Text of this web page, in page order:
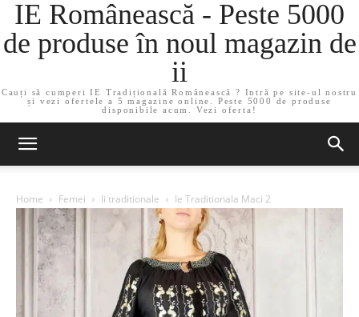
IE Românească - Peste 5000
de produse în noul magazin de
ii
Cauți să cumperi IE Tradițională Românească ? Intră pe site-ul nostru
și vezi ofertele a 5 magazine online. Peste 5000 de produse
disponibile acum. Vezi oferta!
Home Femei Ii traditionale Ie Traditionala Maci 2